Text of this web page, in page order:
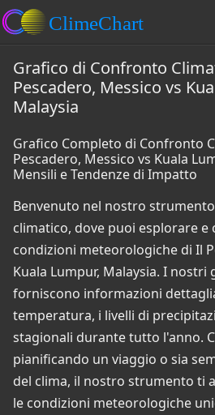
Grafico di Confronto
Pescadero, Messico vs
Malaysia
Grafico Completo di Confronto
Pescadero, Messico vs Kuala
Mensili e Tendenze di Impatto
Benvenuto nel nostro
climatico, dove puoi esplorare
condizioni meteorologiche di Il
Kuala Lumpur, Malaysia. I nostri
forniscono informazioni
temperatura, i livelli di
stagionali durante tutto l'anno.
pianificando un viaggio o sia
del clima, il nostro strumento ti
le condizioni meteorologiche